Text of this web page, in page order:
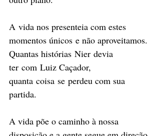
A vida nos presenteia com estes
momentos únicos e não aproveitamos.
Quantas histórias Nier devia
ter com Luiz Caçador,
quanta coisa se perdeu com sua
partida.
A vida põe o caminho à nossa